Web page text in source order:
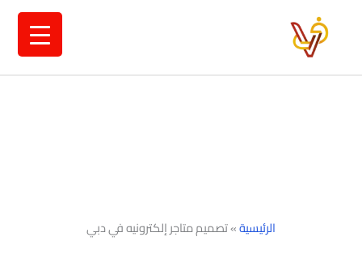
الرئيسية»تصميم متاجر إلكترونيه في دبي